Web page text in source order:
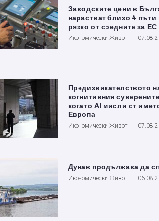
Заводските цени в
нарастват близо 4 пъти
рязко от средните за ЕС
Икономически Живот
Предизвикателството
когнитивния
когато AI мисли от
Европа
Икономически Живот
Дунав продължава да
Икономически Живот